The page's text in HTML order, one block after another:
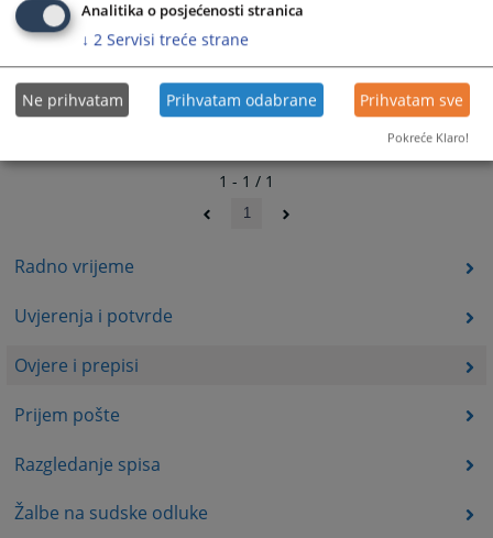
Radno vrijeme
Uvjerenja i potvrde
Ovjere i prepisi
Prijem pošte
Razgledanje spisa
Žalbe na sudske odluke
1 - 1 / 1
1
Analitika o posjećenosti stranica
↓ 2 Servisi treće strane
Ne prihvatam Prihvatam odabrane Prihvatam sve
Pokreće Klaro!